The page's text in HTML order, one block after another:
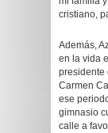
cristiano,
Además,
en la vida
presidente
Carmen
ese
gimnasio
calle a